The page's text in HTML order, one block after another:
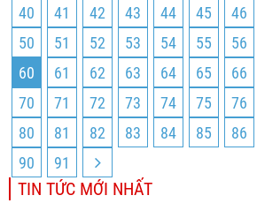
40
41 42 43 44 45 46
50
51 52 53 54 55 56
60
61 62 63 64 65 66
70
71 72 73 74 75 76
80
81 82 83 84 85 86
90
91
TIN TỨC MỚI NHẤT